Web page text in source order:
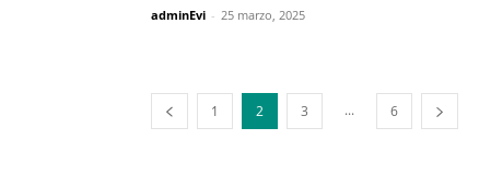
adminEvi - 25 marzo, 2025
1 2 3 ... 6